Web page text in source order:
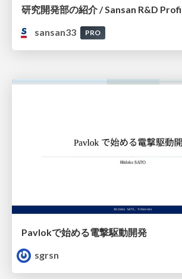
研究開発部の紹介 / Sansan R&D
sansan33
PRO
Pavlokで始める電撃駆動開発
sgrsn